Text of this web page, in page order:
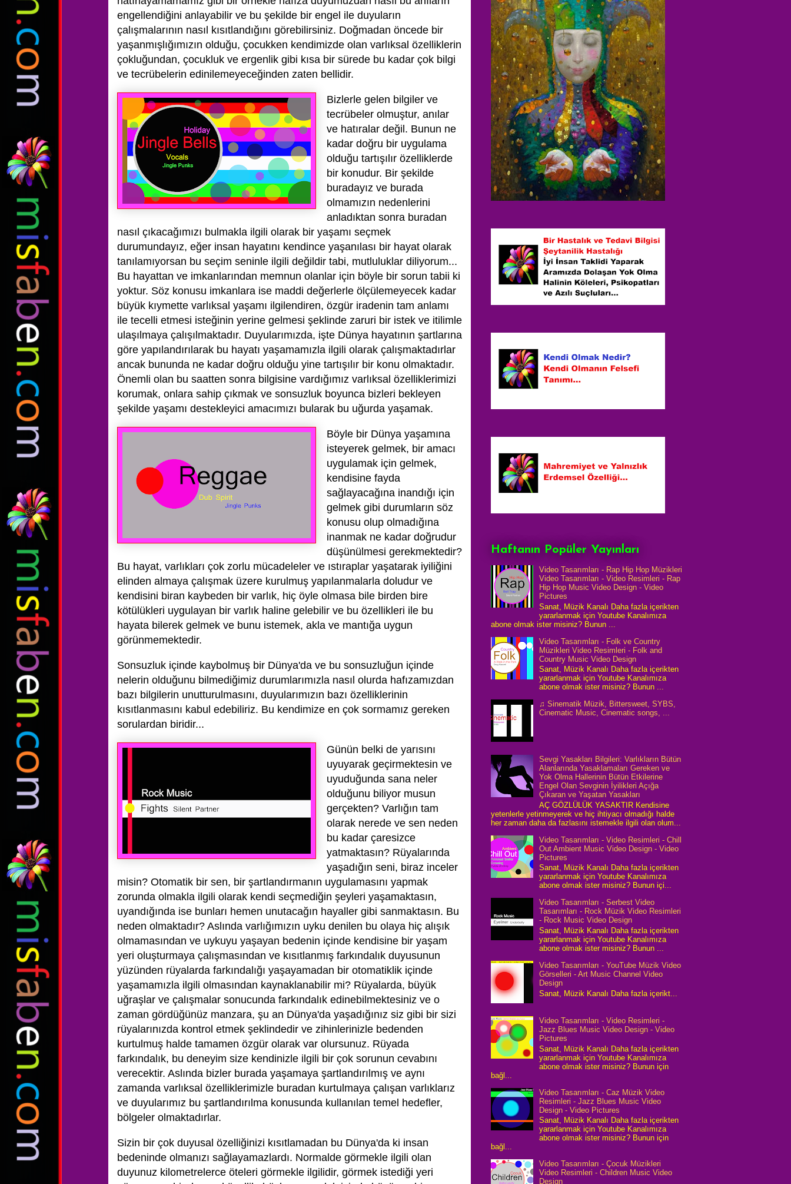
engellendiğini anlayabilir ve bu şekilde bir engel ile duyuların
çalışmalarının nasıl kısıtlandığını görebilirsiniz. Doğmadan öncede bir
yaşanmışlığımızın olduğu, çocukken kendimizde olan varlıksal özelliklerin
çokluğundan, çocukluk ve ergenlik gibi kısa bir sürede bu kadar çok bilgi
ve tecrübelerin edinilemeyeceğinden zaten bellidir.
Bizlerle gelen bilgiler ve
tecrübeler olmuştur, anılar
ve hatıralar değil. Bunun ne
kadar doğru bir uygulama
olduğu tartışılır özelliklerde
bir konudur. Bir şekilde
buradayız ve burada
olmamızın nedenlerini
anladıktan sonra buradan
nasıl çıkacağımızı bulmakla ilgili olarak bir yaşamı seçmek
durumundayız, eğer insan hayatını kendince yaşanılası bir hayat olarak
tanılamıyorsan bu seçim seninle ilgili değildir tabi, mutluluklar diliyorum...
Bu hayattan ve imkanlarından memnun olanlar için böyle bir sorun tabii ki
yoktur. Söz konusu imkanlara ise maddi değerlerle ölçülemeyecek kadar
büyük kıymette varlıksal yaşamı ilgilendiren, özgür iradenin tam anlamı
ile tecelli etmesi isteğinin yerine gelmesi şeklinde zaruri bir istek ve itilimle
ulaşılmaya çalışılmaktadır. Duyularımızda, işte Dünya hayatının şartlarına
göre yapılandırılarak bu hayatı yaşamamızla ilgili olarak çalışmaktadırlar
ancak bununda ne kadar doğru olduğu yine tartışılır bir konu olmaktadır.
Önemli olan bu saatten sonra bilgisine vardığımız varlıksal özelliklerimizi
korumak, onlara sahip çıkmak ve sonsuzluk boyunca bizleri bekleyen
şekilde yaşamı destekleyici amacımızı bularak bu uğurda yaşamak.
Böyle bir Dünya yaşamına
isteyerek gelmek, bir amacı
uygulamak için gelmek,
kendisine fayda
sağlayacağına inandığı için
gelmek gibi durumların söz
konusu olup olmadığına
inanmak ne kadar doğrudur
düşünülmesi gerekmektedir?
Bu hayat, varlıkları çok zorlu mücadeleler ve ıstıraplar yaşatarak iyiliğini
elinden almaya çalışmak üzere kurulmuş yapılanmalarla doludur ve
kendisini biran kaybeden bir varlık, hiç öyle olmasa bile birden bire
kötülükleri uygulayan bir varlık haline gelebilir ve bu özellikleri ile bu
hayata bilerek gelmek ve bunu istemek, akla ve mantığa uygun
görünmemektedir.
Sonsuzluk içinde kaybolmuş bir Dünya'da ve bu sonsuzluğun içinde
nelerin olduğunu bilmediğimiz durumlarımızla nasıl olurda hafızamızdan
bazı bilgilerin unutturulmasını, duyularımızın bazı özelliklerinin
kısıtlanmasını kabul edebiliriz. Bu kendimize en çok sormamız gereken
sorulardan biridir...
Günün belki de yarısını
uyuyarak geçirmektesin ve
uyuduğunda sana neler
olduğunu biliyor musun
gerçekten? Varlığın tam
olarak nerede ve sen neden
bu kadar çaresizce
yatmaktasın? Rüyalarında
yaşadığın seni, biraz inceler
misin? Otomatik bir sen, bir şartlandırmanın uygulamasını yapmak
zorunda olmakla ilgili olarak kendi seçmediğin şeyleri yaşamaktasın,
uyandığında ise bunları hemen unutacağın hayaller gibi sanmaktasın. Bu
neden olmaktadır? Aslında varlığımızın uyku denilen bu olaya hiç alışık
olmamasından ve uykuyu yaşayan bedenin içinde kendisine bir yaşam
yeri oluşturmaya çalışmasından ve kısıtlanmış farkındalık duyusunun
yüzünden rüyalarda farkındalığı yaşayamadan bir otomatiklik içinde
yaşamamızla ilgili olmasından kaynaklanabilir mi? Rüyalarda, büyük
uğraşlar ve çalışmalar sonucunda farkındalık edinebilmektesiniz ve o
zaman gördüğünüz manzara, şu an Dünya'da yaşadığınız siz gibi bir sizi
rüyalarınızda kontrol etmek şeklindedir ve zihinlerinizle bedenden
kurtulmuş halde tamamen özgür olarak var olursunuz. Rüyada
farkındalık, bu deneyim size kendinizle ilgili bir çok sorunun cevabını
verecektir. Aslında bizler burada yaşamaya şartlandırılmış ve aynı
zamanda varlıksal özelliklerimizle buradan kurtulmaya çalışan varlıklarız
ve duyularımız bu şartlandırılma konusunda kullanılan temel hedefler,
bölgeler olmaktadırlar.
Sizin bir çok duyusal özelliğinizi kısıtlamadan bu Dünya'da ki insan
bedeninde olmanızı sağlayamazlardı. Normalde görmekle ilgili olan
duyunuz kilometrelerce öteleri görmekle ilgilidir, görmek istediği yeri
Haftanın Popüler Yayınları
Video Tasarımları - Rap Hip Hop Müzikleri
Video Tasarımları - Video Resimleri - Rap
Hip Hop Music Video Design - Video
Pictures
Sanat, Müzik Kanalı Daha fazla içerikten
yararlanmak için Youtube Kanalımıza
abone olmak ister misiniz? Bunun ...
Video Tasarımları - Folk ve Country
Müzikleri Video Resimleri - Folk and
Country Music Video Design
Sanat, Müzik Kanalı Daha fazla içerikten
yararlanmak için Youtube Kanalımıza
abone olmak ister misiniz? Bunun ...
♫ Sinematik Müzik, Bittersweet, SYBS,
Cinematic Music, Cinematic songs, ...
Sevgi Yasakları Bilgileri: Varlıkların Bütün
Alanlarında Yasaklamaları Gereken ve
Yok Olma Hallerinin Bütün Etkilerine
Engel Olan Sevginin İyilikleri Açığa
Çıkaran ve Yaşatan Yasakları
AÇ GÖZLÜLÜK YASAKTIR Kendisine
yetenlerle yetinmeyerek ve hiç ihtiyacı olmadığı halde
her zaman daha da fazlasını istemekle ilgili olan olum...
Video Tasarımları - Video Resimleri - Chill
Out Ambient Music Video Design - Video
Pictures
Sanat, Müzik Kanalı Daha fazla içerikten
yararlanmak için Youtube Kanalımıza
abone olmak ister misiniz? Bunun içi...
Video Tasarımları - Serbest Video
Tasarımları - Rock Müzik Video Resimleri
- Rock Music Video Design
Sanat, Müzik Kanalı Daha fazla içerikten
yararlanmak için Youtube Kanalımıza
abone olmak ister misiniz? Bunun ...
Video Tasarımları - YouTube Müzik Video
Görselleri - Art Music Channel Video
Design
Sanat, Müzik Kanalı Daha fazla içerikt...
Video Tasarımları - Video Resimleri -
Jazz Blues Music Video Design - Video
Pictures
Sanat, Müzik Kanalı Daha fazla içerikten
yararlanmak için Youtube Kanalımıza
abone olmak ister misiniz? Bunun için
bağl...
Video Tasarımları - Caz Müzik Video
Resimleri - Jazz Blues Music Video
Design - Video Pictures
Sanat, Müzik Kanalı Daha fazla içerikten
yararlanmak için Youtube Kanalımıza
abone olmak ister misiniz? Bunun için
bağl...
Video Tasarımları - Çocuk Müzikleri
Video Resimleri - Children Music Video
Design